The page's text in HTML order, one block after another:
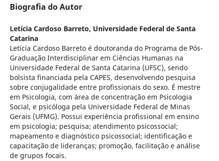
Biografia do Autor
Letícia Cardoso Barreto, Universidade Federal de Santa
Catarina
Letícia Cardoso Barreto é doutoranda do Programa de Pós-
Graduação Interdisciplinar em Ciências Humanas na
Universidade Federal de Santa Catarina (UFSC), sendo
bolsista financiada pela CAPES, desenvolvendo pesquisa
sobre conjugalidade entre profissionais do sexo. É mestre
em Psicologia, com área de concentração em Psicologia
Social, e psicóloga pela Universidade Federal de Minas
Gerais (UFMG). Possui experiência profissional em ensino
em psicologia; pesquisa; atendimento psicossocial;
mapeamento e diagnóstico psicossocial; identificação e
capacitação de lideranças; promoção, facilitação e análise
de grupos focais.